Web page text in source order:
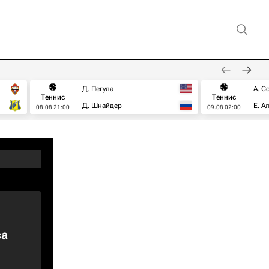
Теннис
08.08 21:00
Д. Пегула
Д. Шнайдер
Теннис
09.08 02:00
А.
Е.